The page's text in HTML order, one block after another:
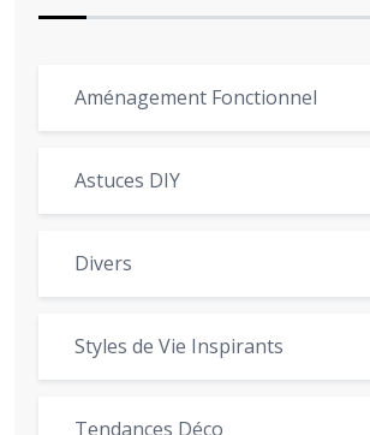
Aménagement Fonctionnel
Astuces DIY
Divers
Styles de Vie Inspirants
Tendances Déco